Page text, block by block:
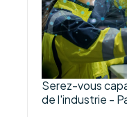
Serez-vous
de l'industrie -